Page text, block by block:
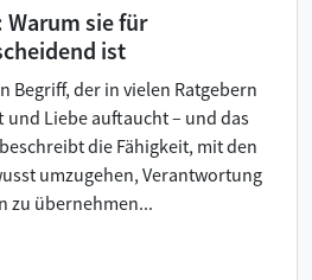
sie für
ist
Begriff, der in vielen Ratgebern
Liebe auftaucht – und das
die Fähigkeit, mit den
umzugehen, Verantwortung
zu übernehmen...